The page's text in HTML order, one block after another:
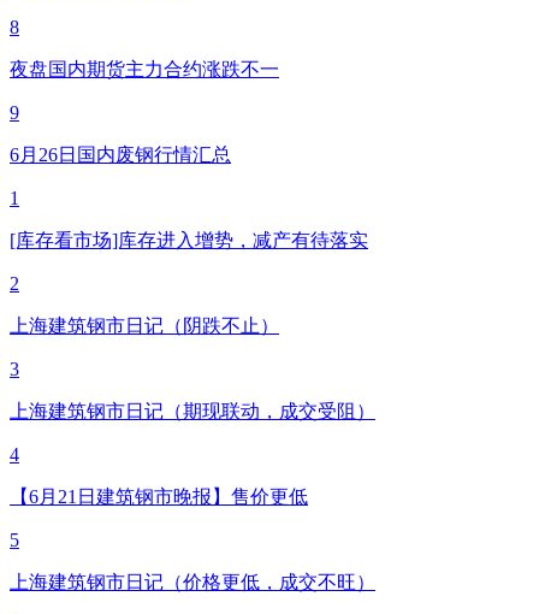
8
夜盘国内期货主力合约涨跌不一
9
6月26日国内废钢行情汇总
1
[库存看市场]库存进入增势，减产有待落实
2
上海建筑钢市日记（阴跌不止）
3
上海建筑钢市日记（期现联动，成交受阻）
4
【6月21日建筑钢市晚报】售价更低
5
上海建筑钢市日记（价格更低，成交不旺）